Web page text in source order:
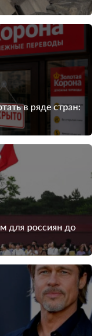
в ряде стран:
для россиян до